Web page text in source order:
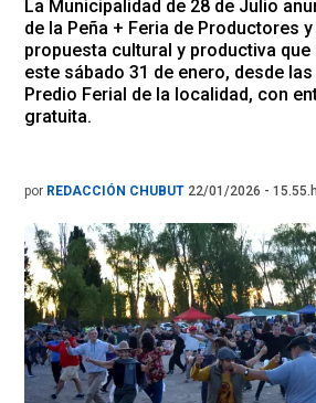
La Municipalidad de 28 de Julio
de la Peña + Feria de Productores
propuesta cultural y productiva que
este sábado 31 de enero, desde
Predio Ferial de la localidad, con
gratuita.
por REDACCIÓN CHUBUT 22/01/2026 -